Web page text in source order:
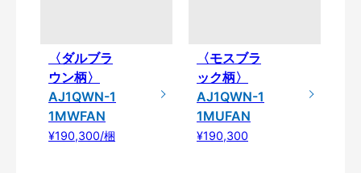
〈ダルブラ
ウン柄〉
AJ1QWN-1
1MWFAN
¥190,300/梱
〈モスブラ
ック柄〉
AJ1QWN-1
1MUFAN
¥190,300